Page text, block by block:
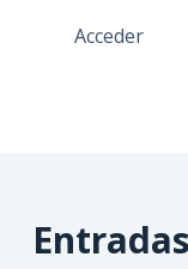
Acceder